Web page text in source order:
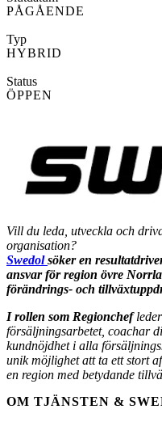
PÅGÅENDE
Typ
HYBRID
Status
ÖPPEN
Vill du leda, utveckla och
organisation?
Swedolsöker en
ansvar för region övre
förändrings- och
I rollen som Regionchefleder
försäljningsarbetet, coachar
kundnöjdhet i alla
unik möjlighet att ta ett stort
en region med betydande
OM TJÄNSTEN &